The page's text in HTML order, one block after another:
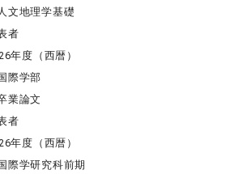
文地理学基礎
者
年度（西暦）
際学部
業論文
者
年度（西暦）
際学研究科前期